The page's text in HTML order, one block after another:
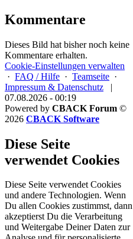
Kommentare
Dieses Bild hat bisher noch keine
Kommentare erhalten.
Cookie-Einstellungen verwalten
· FAQ / Hilfe · Teamseite ·
Impressum & Datenschutz |
07.08.2026 - 00:19
Powered by CBACK Forum ©
2026 CBACK Software
Diese Seite
verwendet Cookies
Diese Seite verwendet Cookies
und andere Technologien. Wenn
Du allen Cookies zustimmst, dann
akzeptierst Du die Verarbeitung
und Weitergabe Deiner Daten zur